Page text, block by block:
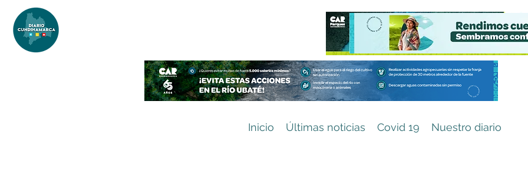
Inicio Últimas noticias Covid 19 Nuestro diario